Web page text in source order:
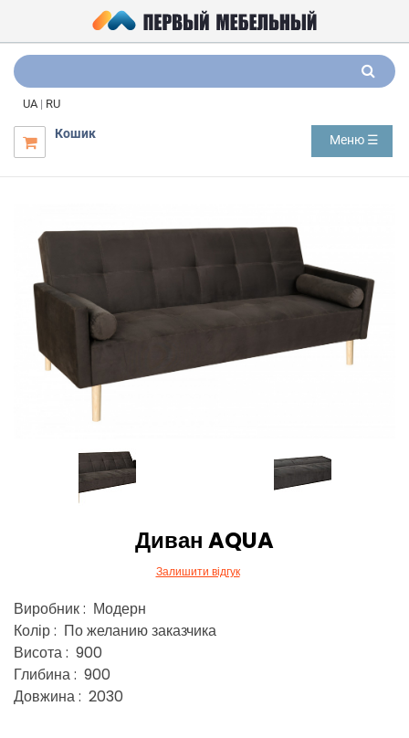
UA | RU

Кошик Меню ☰
Диван AQUA
Залишити відгук
Виробник : Модерн
Колір : По желанию заказчика
Висота : 900
Глибина : 900
Довжина : 2030